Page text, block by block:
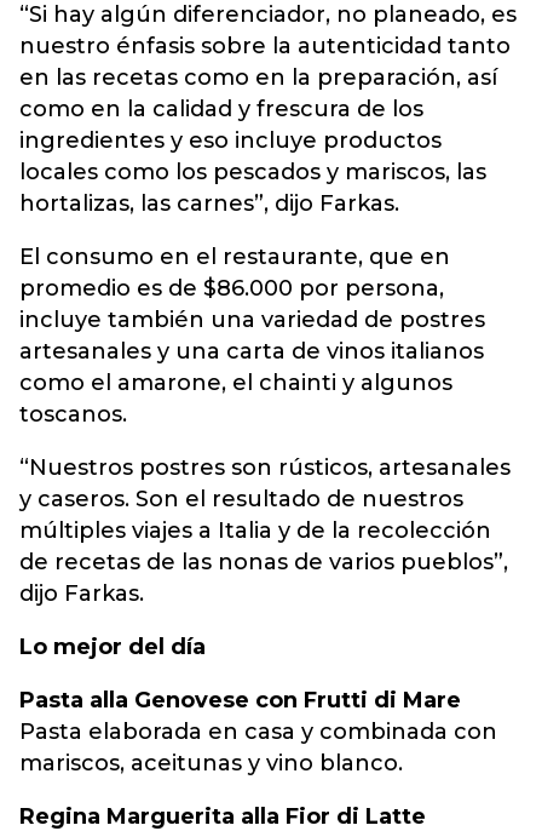
“Si hay algún diferenciador, no planeado, es
nuestro énfasis sobre la autenticidad tanto
en las recetas como en la preparación, así
como en la calidad y frescura de los
ingredientes y eso incluye productos
locales como los pescados y mariscos, las
hortalizas, las carnes”, dijo Farkas.
El consumo en el restaurante, que en
promedio es de $86.000 por persona,
incluye también una variedad de postres
artesanales y una carta de vinos italianos
como el amarone, el chainti y algunos
toscanos.
“Nuestros postres son rústicos, artesanales
y caseros. Son el resultado de nuestros
múltiples viajes a Italia y de la recolección
de recetas de las nonas de varios pueblos”,
dijo Farkas.
Lo mejor del día
Pasta alla Genovese con Frutti di Mare
Pasta elaborada en casa y combinada con
mariscos, aceitunas y vino blanco.
Regina Marguerita alla Fior di Latte